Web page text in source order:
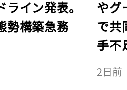
イン発表。
勢構築急務
やグ
で共
手不
2日前